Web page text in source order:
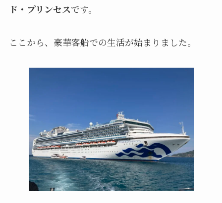
ド・プリンセスです。
ここから、豪華客船での生活が始まりました。